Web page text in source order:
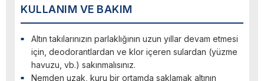
KULLANIM VE BAKIM
Altın takılarınızın parlaklığının uzun yıllar devam etmesi
için, deodorantlardan ve klor içeren sulardan (yüzme
havuzu, vb.) sakınmalısınız.
Nemden uzak, kuru bir ortamda saklamak altının